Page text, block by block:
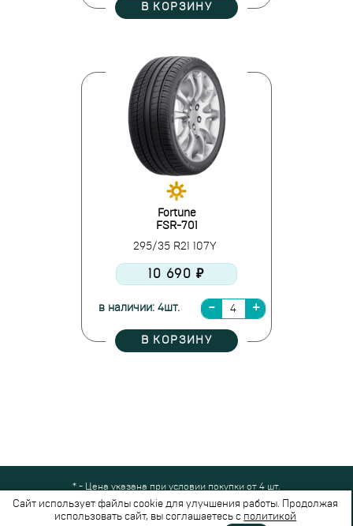
В КОРЗИНУ
Fortune
FSR-701
295/35 R21 107Y
10 690 ₽
в наличии: 4шт.
В КОРЗИНУ
* - Цена указана при условии покупки от 4 шт.
Все права защищены © 2024-2026,Шинный Маркет(ООО "Безопасные
шины")
Сайт использует файлы cookie для улучшения работы. Продолжая
использовать сайт, вы соглашаетесь с политикой